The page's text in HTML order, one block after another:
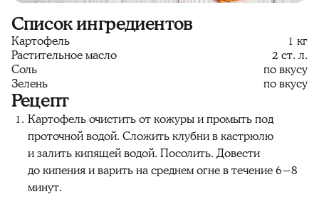
Список ингредиентов
Картофель
1 кг
Растительное масло
2 ст. л.
Соль
по вкусу
Зелень
по вкусу
Рецепт
Картофель очистить от кожуры и промыть под
проточной водой. Сложить клубни в кастрюлю
и залить кипящей водой. Посолить. Довести
до кипения и варить на среднем огне в течение 6−8
минут.